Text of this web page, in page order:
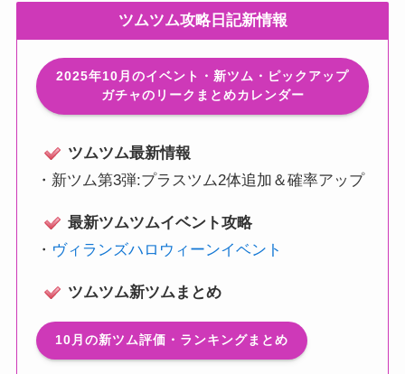
ツムツム攻略日記新情報
2025年10月のイベント・新ツム・ピックアップ
ガチャのリークまとめカレンダー
ツムツム最新情報
・ 新ツム第3弾:プラスツム2体追加＆確率アップ
最新ツムツムイベント攻略
・ ヴィランズハロウィーンイベント
ツムツム新ツムまとめ
10月の新ツム評価・ランキングまとめ